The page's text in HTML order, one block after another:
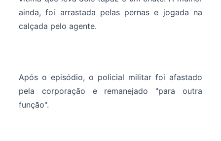
ainda, foi arrastada pelas pernas e jogada na
calçada pelo agente.
Após o episódio, o policial militar foi afastado
pela corporação e remanejado "para outra
função".